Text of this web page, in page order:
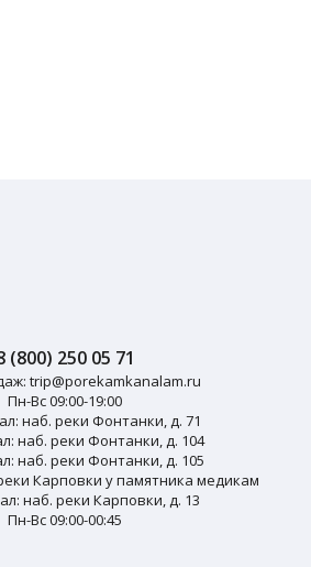
(800) 250 05 71
trip@porekamkanalam.ru
Пн-Вс 09:00-19:00
наб. реки Фонтанки, д. 71
наб. реки Фонтанки, д. 104
наб. реки Фонтанки, д. 105
Карповки у памятника медикам
наб. реки Карповки, д. 13
Пн-Вс 09:00-00:45